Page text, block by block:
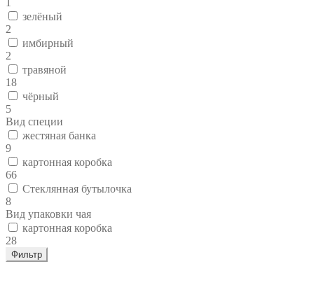
зелёный
2
имбирный
2
травяной
18
чёрный
5
Вид специи
жестяная банка
9
картонная коробка
66
Стеклянная бутылочка
8
Вид упаковки чая
картонная коробка
28
Фильтр